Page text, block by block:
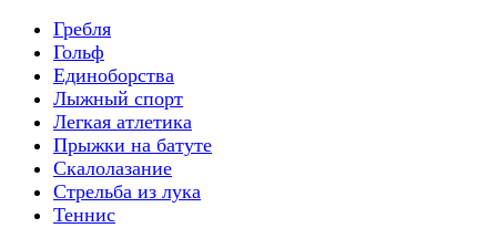
Гребля
Гольф
Единоборства
Лыжный спорт
Легкая атлетика
Прыжки на батуте
Скалолазание
Стрельба из лука
Теннис